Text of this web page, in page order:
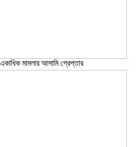
মামলার আসামি গ্রেপ্তার